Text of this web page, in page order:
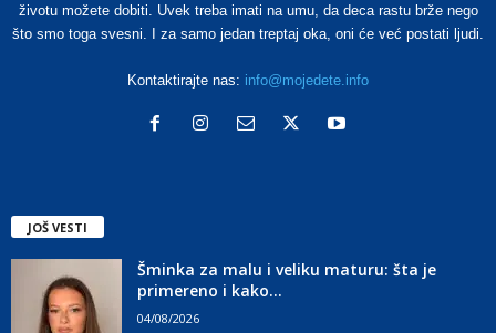
životu možete dobiti. Uvek treba imati na umu, da deca rastu brže nego
što smo toga svesni. I za samo jedan treptaj oka, oni će već postati ljudi.
Kontaktirajte nas: info@mojedete.info
JOŠ VESTI
Šminka za malu i veliku maturu: šta je
primereno i kako...
04/08/2026